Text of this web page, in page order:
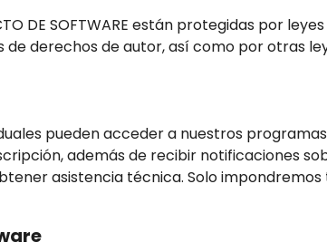
DE SOFTWARE están protegidas por
derechos de autor, así como por otras
pueden acceder a nuestros
además de recibir notificaciones
asistencia técnica. Solo impondremos